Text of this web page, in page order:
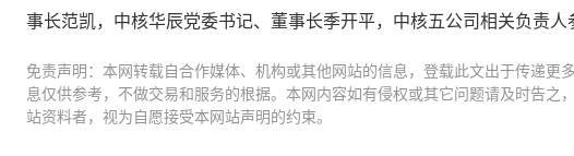
事长范凯，中核华辰党委书记、董事长季开平，中核五公司相关负责人
免责声明：本网转载自合作媒体、机构或其他网站的信息，登载此文出于传递
息仅供参考，不做交易和服务的根据。本网内容如有侵权或其它问题请及时告
站资料者，视为自愿接受本网站声明的约束。